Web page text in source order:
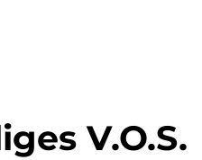
V.O.S.